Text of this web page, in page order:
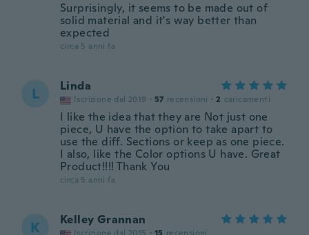
Surprisingly, it seems to be made out of
solid material and it's way better than
expected
circa 5 anni fa
L Linda
Iscrizione dal 2019 · 57 recensioni · 2 caricamenti
I like the idea that they are Not just one
piece, U have the option to take apart to
use the diff. Sections or keep as one piece.
I also, like the Color options U have. Great
Product!!!! Thank You
circa 5 anni fa
K Kelley Grannan